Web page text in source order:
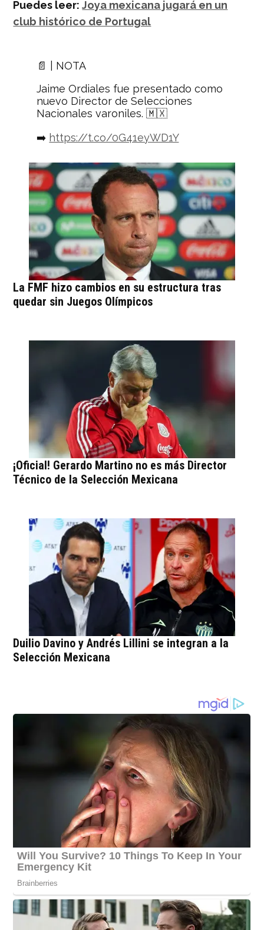
Puedes leer:Joya mexicana jugará en un
club histórico de Portugal
📄 | NOTA
Jaime Ordiales fue presentado como
nuevo Director de Selecciones
Nacionales varoniles. 🇲🇽
➡️ https://t.co/0G41eyWD1Y
pic.twitter.com/kHLxFBDlcS
— Selección Nacional
(@miseleccionmx) July 21, 2022
La FMF hizo cambios en su estructura tras
quedar sin Juegos Olímpicos
¡Oficial! Gerardo Martino no es más Director
Técnico de la Selección Mexicana
Duilio Davino y Andrés Lillini se integran a la
Selección Mexicana